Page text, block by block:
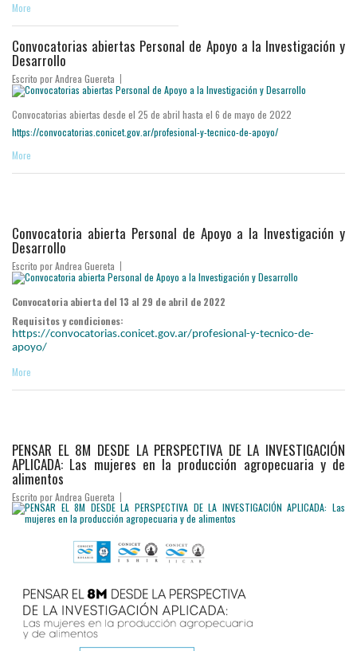
More
Convocatorias abiertas Personal de Apoyo a la Investigación y
Desarrollo
Escrito porAndrea Guereta
Convocatorias abiertas desde el 25 de abril hasta el 6 de mayo de 2022
https://convocatorias.conicet.gov.ar/profesional-y-tecnico-de-apoyo/
More
Convocatoria abierta Personal de Apoyo a la Investigación y
Desarrollo
Escrito porAndrea Guereta
Convocatoria abierta del 13 al 29 de abril de 2022
Requisitos y condiciones:
https://convocatorias.conicet.gov.ar/profesional-y-tecnico-de-
apoyo/
More
PENSAR EL 8M DESDE LA PERSPECTIVA DE LA INVESTIGACIÓN
APLICADA: Las mujeres en la producción agropecuaria y de
alimentos
Escrito porAndrea Guereta